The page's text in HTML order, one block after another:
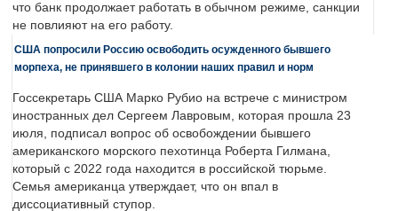
что банк продолжает работать в обычном режиме, санкции
не повлияют на его работу.
США попросили Россию освободить осужденного бывшего
морпеха, не принявшего в колонии наших правил и норм
Госсекретарь США Марко Рубио на встрече с министром
иностранных дел Сергеем Лавровым, которая прошла 23
июля, подписал вопрос об освобождении бывшего
американского морского пехотинца Роберта Гилмана,
который с 2022 года находится в российской тюрьме.
Семья американца утверждает, что он впал в
диссоциативный ступор.